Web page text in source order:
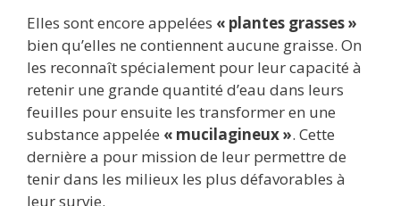
Elles sont encore appelées « plantes grasses »
bien qu’elles ne contiennent aucune graisse. On
les reconnaît spécialement pour leur capacité à
retenir une grande quantité d’eau dans leurs
feuilles pour ensuite les transformer en une
substance appelée « mucilagineux ». Cette
dernière a pour mission de leur permettre de
tenir dans les milieux les plus défavorables à
leur survie.